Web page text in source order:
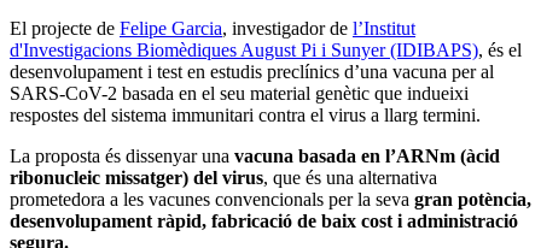
El projecte de Felipe Garcia, investigador de l’Institut
d'Investigacions Biomèdiques August Pi i Sunyer (IDIBAPS), és el
desenvolupament i test en estudis preclínics d’una vacuna per al
SARS-CoV-2 basada en el seu material genètic que indueixi
respostes del sistema immunitari contra el virus a llarg termini.
La proposta és dissenyar una vacuna basada en l’ARNm (àcid
ribonucleic missatger) del virus, que és una alternativa
prometedora a les vacunes convencionals per la seva gran potència,
desenvolupament ràpid, fabricació de baix cost i administració
segura.